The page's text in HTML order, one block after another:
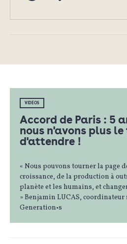
VIDÉOS
Accord de Paris : 5
nous n'avons plus le
d'attendre !
« Nous pouvons tourner la page
croissance, de la production à
planète et les humains, et
» Benjamin LUCAS,
Generation•s